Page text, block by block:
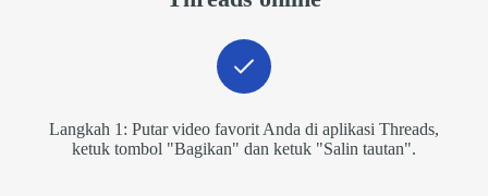
Langkah 1: Putar video favorit Anda di aplikasi Threads,
ketuk tombol "Bagikan" dan ketuk "Salin tautan".